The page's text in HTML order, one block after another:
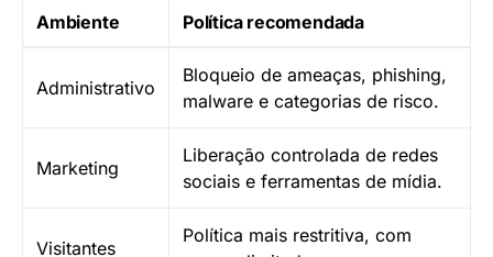
Ambiente Política recomendada
Administrativo
Bloqueio de ameaças, phishing,
malware e categorias de risco.
Marketing
Liberação controlada de redes
sociais e ferramentas de mídia.
Visitantes
Política mais restritiva, com